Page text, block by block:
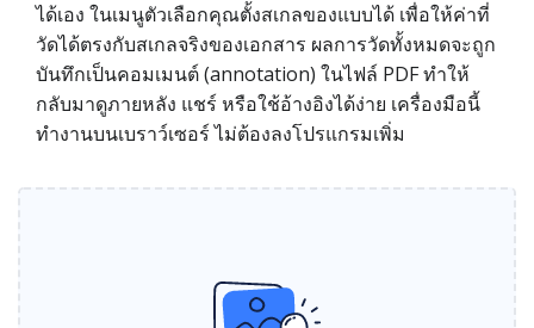
ได้เอง ในเมนูตัวเลือกคุณตั้งสเกลของแบบได้ เพื่อให้ค่าที่
วัดได้ตรงกับสเกลจริงของเอกสาร ผลการวัดทั้งหมดจะถูก
บันทึกเป็นคอมเมนต์ (annotation) ในไฟล์ PDF ทำให้
กลับมาดูภายหลัง แชร์ หรือใช้อ้างอิงได้ง่าย เครื่องมือนี้
ทำงานบนเบราว์เซอร์ ไม่ต้องลงโปรแกรมเพิ่ม